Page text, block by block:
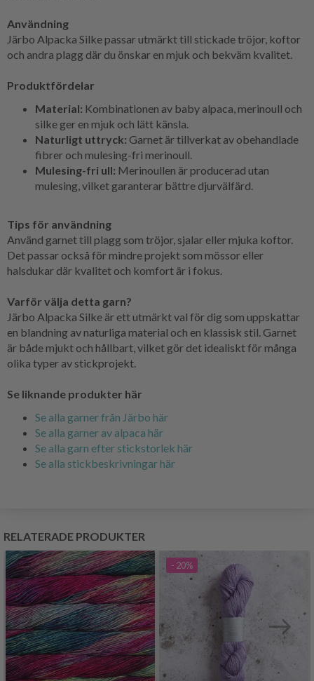
Användning
Järbo Alpacka Silke passar utmärkt till stickade tröjor, koftor
och andra plagg där du önskar en mjuk och bekväm kvalitet.
Produktfördelar
Material: Kombinationen av baby alpaca, merinoull och
silke ger en mjuk och lätt känsla.
Naturligt uttryck: Garnet är tillverkat av obehandlade
fibrer och mulesing-fri merinoull.
Mulesing-fri ull: Merinoullen är producerad utan
mulesing, vilket garanterar bättre djurvälfärd.
Tips för användning
Använd garnet till plagg som tröjor, sjalar eller mjuka koftor.
Det passar också för mindre projekt som mössor eller
halsdukar där kvalitet och komfort är i fokus.
Varför välja detta garn?
Järbo Alpacka Silke är ett utmärkt val för dig som uppskattar
en blandning av naturliga material och en klassisk stil. Garnet
är både mjukt och hållbart, vilket gör det idealiskt för många
olika typer av stickprojekt.
Se liknande produkter här
Se alla garner från Järbo här
Se alla garner av alpaca här
Se alla garn efter stickstorlek här
Se alla stickbeskrivningar här
RELATERADE PRODUKTER
- 20%